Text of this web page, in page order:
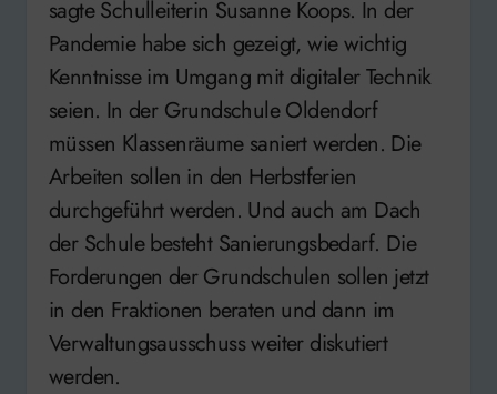
sagte Schulleiterin Susanne Koops. In der
Pandemie habe sich gezeigt, wie wichtig
Kenntnisse im Umgang mit digitaler Technik
seien. In der Grundschule Oldendorf
müssen Klassenräume saniert werden. Die
Arbeiten sollen in den Herbstferien
durchgeführt werden. Und auch am Dach
der Schule besteht Sanierungsbedarf. Die
Forderungen der Grundschulen sollen jetzt
in den Fraktionen beraten und dann im
Verwaltungsausschuss weiter diskutiert
werden.